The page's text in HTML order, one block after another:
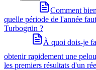
Comment
quelle période de l'année
Turbogrün ?
À quoi dois-je
obtenir rapidement une
les premiers résultats d'un